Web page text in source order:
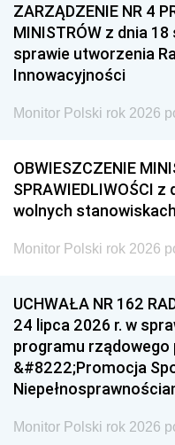
ZARZĄDZENIE NR 4
MINISTRÓW z dnia
sprawie utworzenia
Innowacyjności
Monitor Polski rok 2026
OBWIESZCZENIE
SPRAWIEDLIWOŚCI
wolnych
Monitor Polski rok 2026
UCHWAŁA NR 162
24 lipca 2026 r. w
programu rządowego
&#8222;Promocja
Monitor Polski rok 2026